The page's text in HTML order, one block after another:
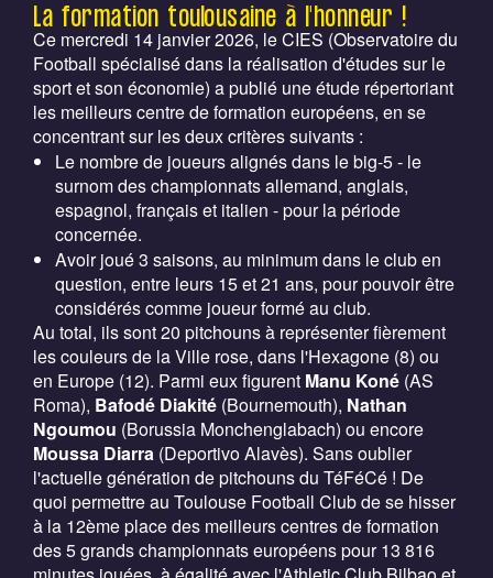
La formation toulousaine à l'honneur !
Ce mercredi 14 janvier 2026, le CIES (Observatoire du
Football spécialisé dans la réalisation d'études sur le
sport et son économie) a publié une étude répertoriant
les meilleurs centre de formation européens, en se
concentrant sur les deux critères suivants :
Le nombre de joueurs alignés dans le big-5 - le
surnom des championnats allemand, anglais,
espagnol, français et italien - pour la période
concernée.
Avoir joué 3 saisons, au minimum dans le club en
question, entre leurs 15 et 21 ans, pour pouvoir être
considérés comme joueur formé au club.
Au total, ils sont 20 pitchouns à représenter fièrement
les couleurs de la Ville rose, dans l'Hexagone (8) ou
en Europe (12). Parmi eux figurent Manu Koné (AS
Roma), Bafodé Diakité (Bournemouth), Nathan
Ngoumou (Borussia Monchenglabach) ou encore
Moussa Diarra (Deportivo Alavès). Sans oublier
l'actuelle génération de pitchouns du TéFéCé ! De
quoi permettre au Toulouse Football Club de se hisser
à la 12ème place des meilleurs centres de formation
des 5 grands championnats européens pour 13 816